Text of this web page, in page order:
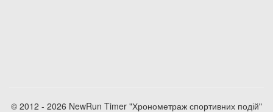
© 2012 - 2026 NewRun Timer "Хронометраж спортивних подій"